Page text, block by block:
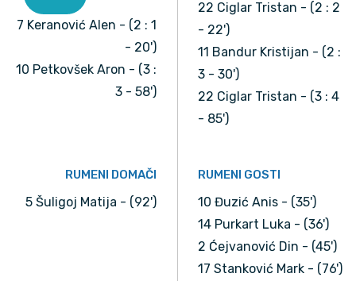
7 Keranović Alen - (2 : 1
- 20')
10 Petkovšek Aron - (3 :
3 - 58')
22 Ciglar Tristan - (2 : 2
- 22')
11 Bandur Kristijan - (2 :
3 - 30')
22 Ciglar Tristan - (3 : 4
- 85')
RUMENI DOMAČI
5 Šuligoj Matija - (92')
RUMENI GOSTI
10 Đuzić Anis - (35')
14 Purkart Luka - (36')
2 Ćejvanović Din - (45')
17 Stanković Mark - (76')